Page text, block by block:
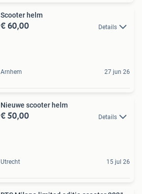
Scooter helm
€ 60,00 Details
Arnhem 27 jun 26
Nieuwe scooter helm
€ 50,00 Details
Utrecht 15 jul 26